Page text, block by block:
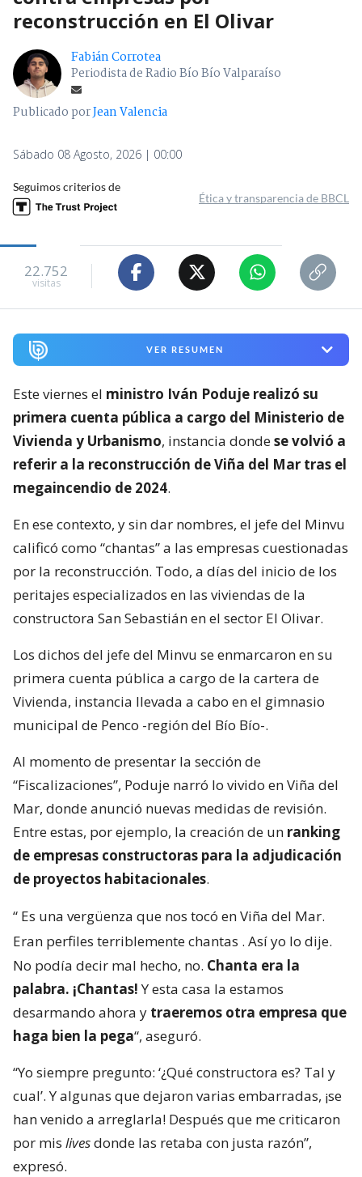
reconstrucción en El Olivar
Fabián Corrotea
Periodista de Radio Bío Bío Valparaíso
Publicado porJean Valencia
Sábado 08 Agosto, 2026 | 00:00
Seguimos criterios de
Ética y transparencia de BBCL
22.752
visitas
VER RESUMEN
Este viernes el ministro Iván Poduje realizó su
primera cuenta pública a cargo del Ministerio de
Vivienda y Urbanismo, instancia dondese volvió a
referir a la reconstrucción de Viña del Mar tras el
megaincendio de 2024.
En ese contexto, y sin dar nombres, el jefe del Minvu
calificó como “chantas” a las empresas cuestionadas
por la reconstrucción. Todo, a días del inicio de los
peritajes especializados en las viviendas de la
constructora San Sebastián en el sector El Olivar.
Los dichos del jefe del Minvu se enmarcaron en su
primera cuenta pública a cargo de la cartera de
Vivienda, instancia llevada a cabo en el gimnasio
municipal de Penco -región del Bío Bío-.
Al momento de presentar la sección de
“Fiscalizaciones”, Poduje narró lo vivido en Viña del
Mar, donde anunció nuevas medidas de revisión.
Entre estas, por ejemplo, la creación de un ranking
de empresas constructoras para la adjudicación
de proyectos habitacionales.
“ Es una vergüenza que nos tocó en Viña del Mar.
Eran perfiles terriblemente chantas . Así yo lo dije.
No podía decir mal hecho, no. Chanta era la
palabra. ¡Chantas!Y esta casa la estamos
desarmando ahora y traeremos otra empresa que
haga bien la pega“, aseguró.
“Yo siempre pregunto: ‘¿Qué constructora es? Tal y
cual’. Y algunas que dejaron varias embarradas, ¡se
han venido a arreglarla! Después que me criticaron
por mis livesdonde las retaba con justa razón”,
expresó.